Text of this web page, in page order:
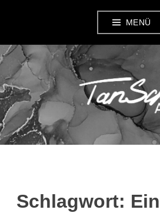
springen
MENÜ
TANSCH ART
Schlagwort: